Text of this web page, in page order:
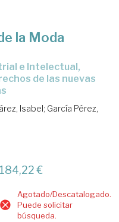
la Moda
de las nuevas
Isabel; García Pérez,
184,22 €
Agotado/Descatalogado.
Puede solicitar
búsqueda.